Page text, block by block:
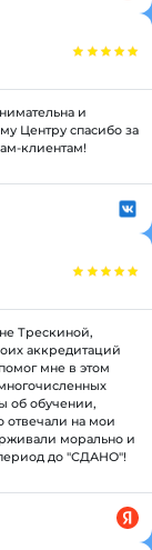
и
Центру спасибо за
клиентам!
Трескиной,
аккредитаций
мне в этом
об обучении,
на мои
морально и
период до "СДАНО"!